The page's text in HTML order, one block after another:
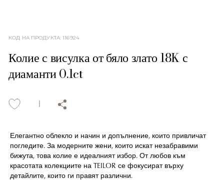
КОД НА ПРОДУКТА:116924
Колие с висулка от бяло злато 18K с
диаманти 0.1ct
Елегантно облекло и начин и допълнение, които привличат
погледите. За модерните жени, които искат незабравими
бижута, това колие е идеалният избор. От любов към
красотата колекциите на TEILOR се фокусират върху
детайлите, които ги правят различни.